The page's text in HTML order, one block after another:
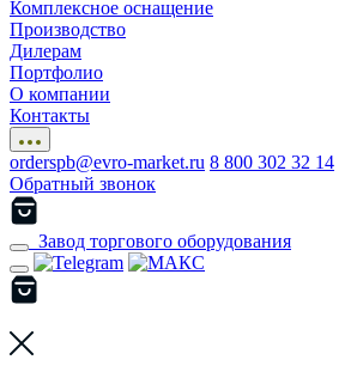
Комплексное оснащение
Производство
Дилерам
Портфолио
О компании
Контакты
orderspb@evro-market.ru 8 800 302 32 14
Обратный звонок
Завод торгового оборудования